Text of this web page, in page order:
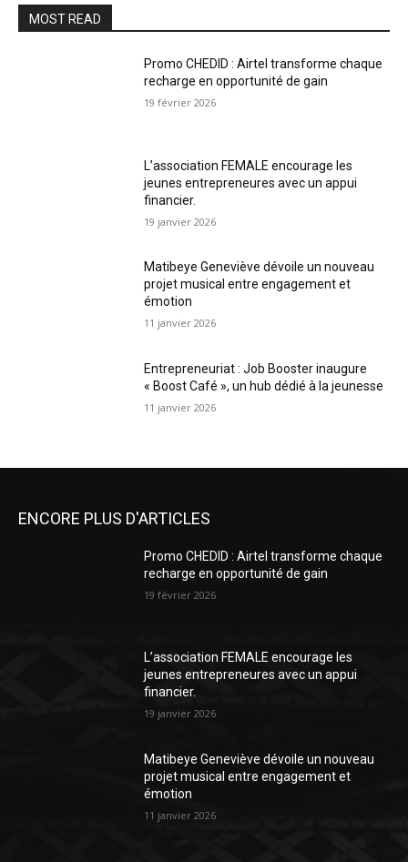
MOST READ
Promo CHEDID : Airtel transforme chaque
recharge en opportunité de gain
19 février 2026
L’association FEMALE encourage les
jeunes entrepreneures avec un appui
financier.
19 janvier 2026
Matibeye Geneviève dévoile un nouveau
projet musical entre engagement et
émotion
11 janvier 2026
Entrepreneuriat : Job Booster inaugure
« Boost Café », un hub dédié à la jeunesse
11 janvier 2026
ENCORE PLUS D'ARTICLES
Promo CHEDID : Airtel transforme chaque
recharge en opportunité de gain
19 février 2026
L’association FEMALE encourage les
jeunes entrepreneures avec un appui
financier.
19 janvier 2026
Matibeye Geneviève dévoile un nouveau
projet musical entre engagement et
émotion
11 janvier 2026